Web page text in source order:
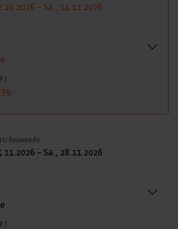
– Sa., 14.11.2026
Reiseende
– Sa., 28.11.2026